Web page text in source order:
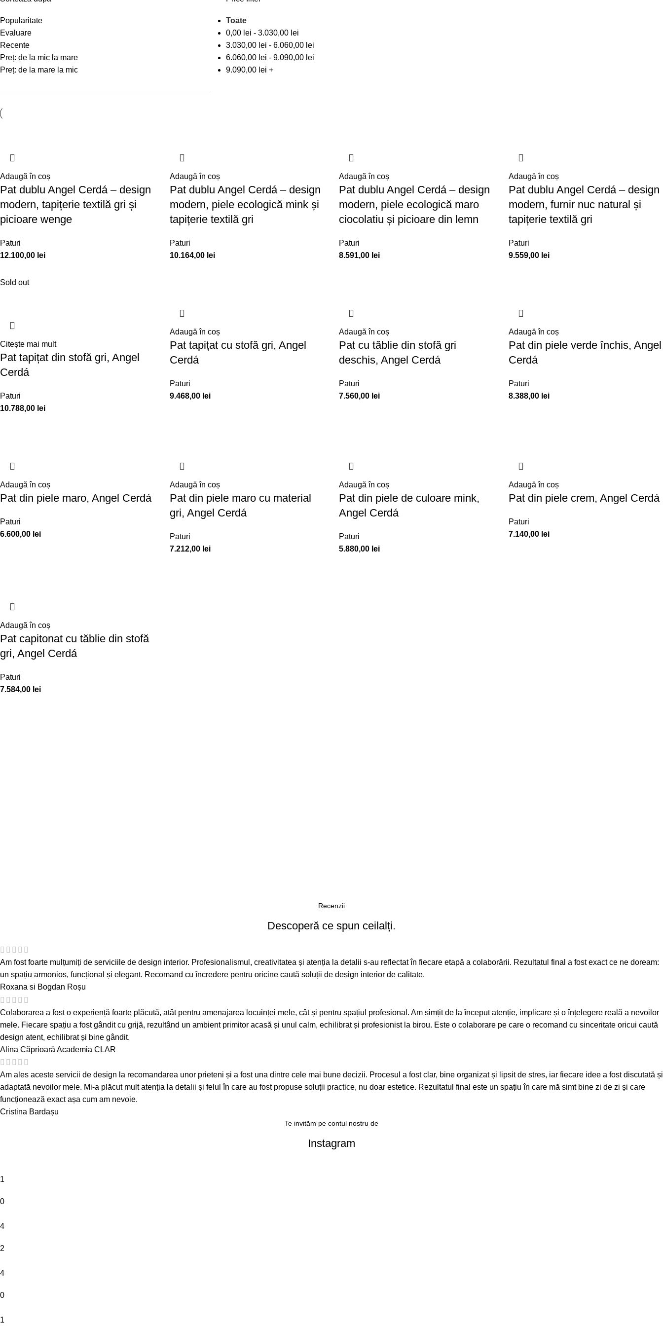
Popularitate
Evaluare
Recente
Preț: de la mic la mare
Preț: de la mare la mic
Toate
0,00 lei - 3.030,00 lei
3.030,00 lei - 6.060,00 lei
6.060,00 lei - 9.090,00 lei
9.090,00 lei +
Adaugă în coș
Pat dublu Angel Cerdá – design
modern, tapițerie textilă gri și
picioare wenge
Paturi
12.100,00 lei
Adaugă în coș
Pat dublu Angel Cerdá – design
modern, piele ecologică mink și
tapițerie textilă gri
Paturi
10.164,00 lei
Adaugă în coș
Pat dublu Angel Cerdá – design
modern, piele ecologică maro
ciocolatiu și picioare din lemn
Paturi
8.591,00 lei
Adaugă în coș
Pat dublu Angel Cerdá – design
modern, furnir nuc natural și
tapițerie textilă gri
Paturi
9.559,00 lei
Sold out
Citește mai mult
Pat tapițat din stofă gri, Angel
Cerdá
Paturi
10.788,00 lei
Adaugă în coș
Pat tapițat cu stofă gri, Angel
Cerdá
Paturi
9.468,00 lei
Adaugă în coș
Pat cu tăblie din stofă gri
deschis, Angel Cerdá
Paturi
7.560,00 lei
Adaugă în coș
Pat din piele verde închis, Angel
Cerdá
Paturi
8.388,00 lei
Adaugă în coș
Pat din piele maro, Angel Cerdá
Paturi
6.600,00 lei
Adaugă în coș
Pat din piele maro cu material
gri, Angel Cerdá
Paturi
7.212,00 lei
Adaugă în coș
Pat din piele de culoare mink,
Angel Cerdá
Paturi
5.880,00 lei
Adaugă în coș
Pat din piele crem, Angel Cerdá
Paturi
7.140,00 lei
Adaugă în coș
Pat capitonat cu tăblie din stofă
gri, Angel Cerdá
Paturi
7.584,00 lei
Recenzii
Descoperă ce spun ceilalți.
Am fost foarte mulțumiți de serviciile de design interior. Profesionalismul, creativitatea și atenția la detalii s-au reflectat în fiecare etapă a colaborării. Rezultatul final a fost exact ce ne doream:
un spațiu armonios, funcțional și elegant. Recomand cu încredere pentru oricine caută soluții de design interior de calitate.
Roxana si Bogdan Roșu
Colaborarea a fost o experiență foarte plăcută, atât pentru amenajarea locuinței mele, cât și pentru spațiul profesional. Am simțit de la început atenție, implicare și o înțelegere reală a nevoilor
mele. Fiecare spațiu a fost gândit cu grijă, rezultând un ambient primitor acasă și unul calm, echilibrat și profesionist la birou. Este o colaborare pe care o recomand cu sinceritate oricui caută
design atent, echilibrat și bine gândit.
Alina Căprioară Academia CLAR
Am ales aceste servicii de design la recomandarea unor prieteni și a fost una dintre cele mai bune decizii. Procesul a fost clar, bine organizat și lipsit de stres, iar fiecare idee a fost discutată și
adaptată nevoilor mele. Mi-a plăcut mult atenția la detalii și felul în care au fost propuse soluții practice, nu doar estetice. Rezultatul final este un spațiu în care mă simt bine zi de zi și care
funcționează exact așa cum am nevoie.
Cristina Bardașu
Te invităm pe contul nostru de
Instagram
1
0
4
2
4
0
1